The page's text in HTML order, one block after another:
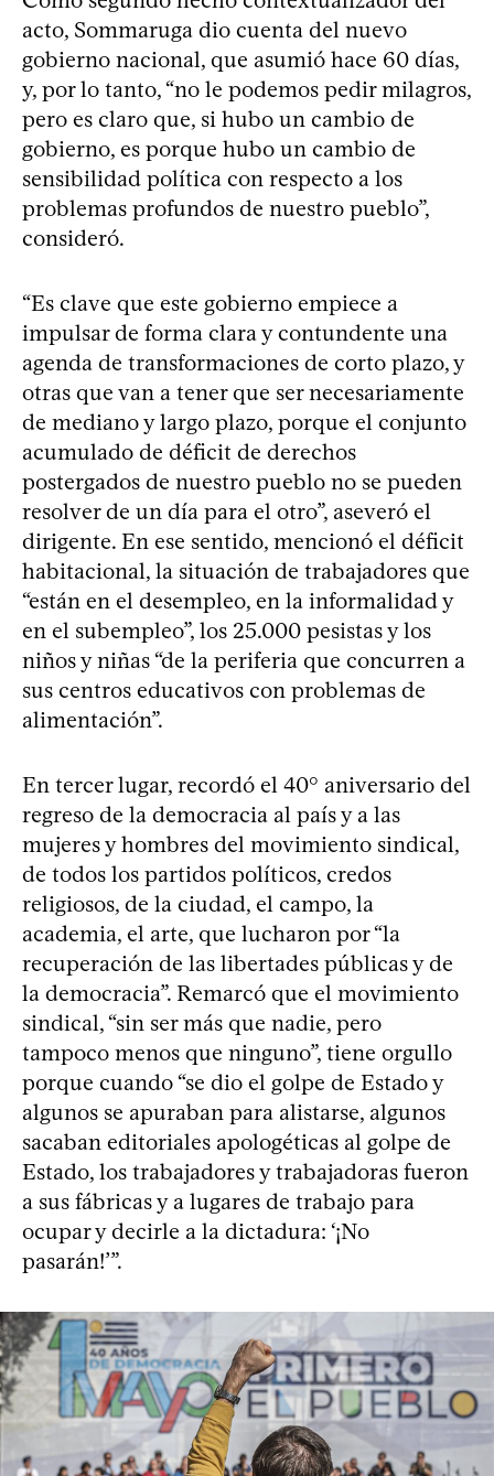
acto, Sommaruga dio cuenta del nuevo
gobierno nacional, que asumió hace 60 días,
y, por lo tanto, “no le podemos pedir milagros,
pero es claro que, si hubo un cambio de
gobierno, es porque hubo un cambio de
sensibilidad política con respecto a los
problemas profundos de nuestro pueblo”,
consideró.
“Es clave que este gobierno empiece a
impulsar de forma clara y contundente una
agenda de transformaciones de corto plazo, y
otras que van a tener que ser necesariamente
de mediano y largo plazo, porque el conjunto
acumulado de déficit de derechos
postergados de nuestro pueblo no se pueden
resolver de un día para el otro”, aseveró el
dirigente. En ese sentido, mencionó el déficit
habitacional, la situación de trabajadores que
“están en el desempleo, en la informalidad y
en el subempleo”, los 25.000 pesistas y los
niños y niñas “de la periferia que concurren a
sus centros educativos con problemas de
alimentación”.
En tercer lugar, recordó el 40° aniversario del
regreso de la democracia al país y a las
mujeres y hombres del movimiento sindical,
de todos los partidos políticos, credos
religiosos, de la ciudad, el campo, la
academia, el arte, que lucharon por “la
recuperación de las libertades públicas y de
la democracia”. Remarcó que el movimiento
sindical, “sin ser más que nadie, pero
tampoco menos que ninguno”, tiene orgullo
porque cuando “se dio el golpe de Estado y
algunos se apuraban para alistarse, algunos
sacaban editoriales apologéticas al golpe de
Estado, los trabajadores y trabajadoras fueron
a sus fábricas y a lugares de trabajo para
ocupar y decirle a la dictadura: ‘¡No
pasarán!’”.